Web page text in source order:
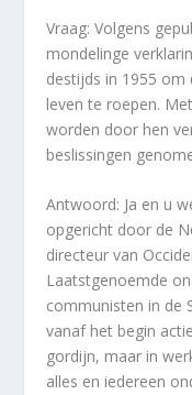
Vraag: Volgens
mondelinge
destijds in 1955 om
leven te roepen.
worden door hen
beslissingen
Antwoord: Ja en u
opgericht door de
directeur van
Laatstgenoemde
communisten in de
vanaf het begin
gordijn, maar in
alles en iedereen